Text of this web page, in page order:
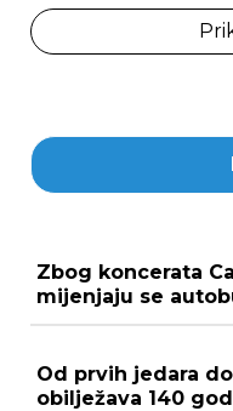
Zbog koncerata
mijenjaju se
Od prvih jedara
obilježava 140